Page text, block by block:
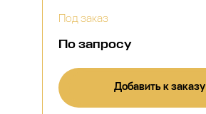
Под заказ
По запросу
Добавить к заказу